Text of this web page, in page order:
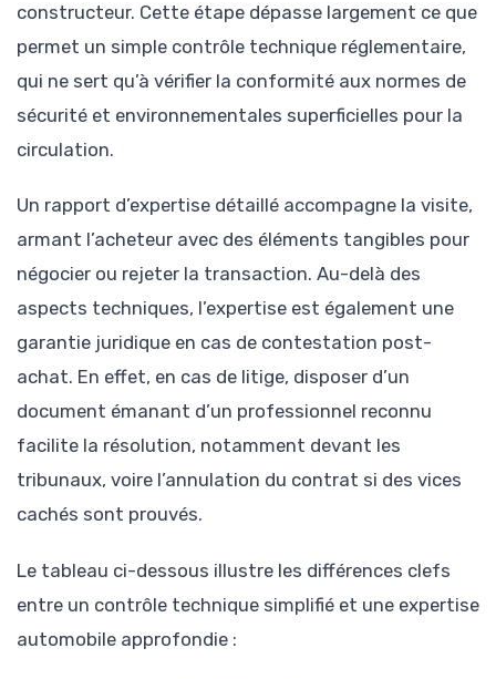
constructeur. Cette étape dépasse largement ce que
permet un simple contrôle technique réglementaire,
qui ne sert qu’à vérifier la conformité aux normes de
sécurité et environnementales superficielles pour la
circulation.
Un rapport d’expertise détaillé accompagne la visite,
armant l’acheteur avec des éléments tangibles pour
négocier ou rejeter la transaction. Au-delà des
aspects techniques, l’expertise est également une
garantie juridique en cas de contestation post-
achat. En effet, en cas de litige, disposer d’un
document émanant d’un professionnel reconnu
facilite la résolution, notamment devant les
tribunaux, voire l’annulation du contrat si des vices
cachés sont prouvés.
Le tableau ci-dessous illustre les différences clefs
entre un contrôle technique simplifié et une expertise
automobile approfondie :